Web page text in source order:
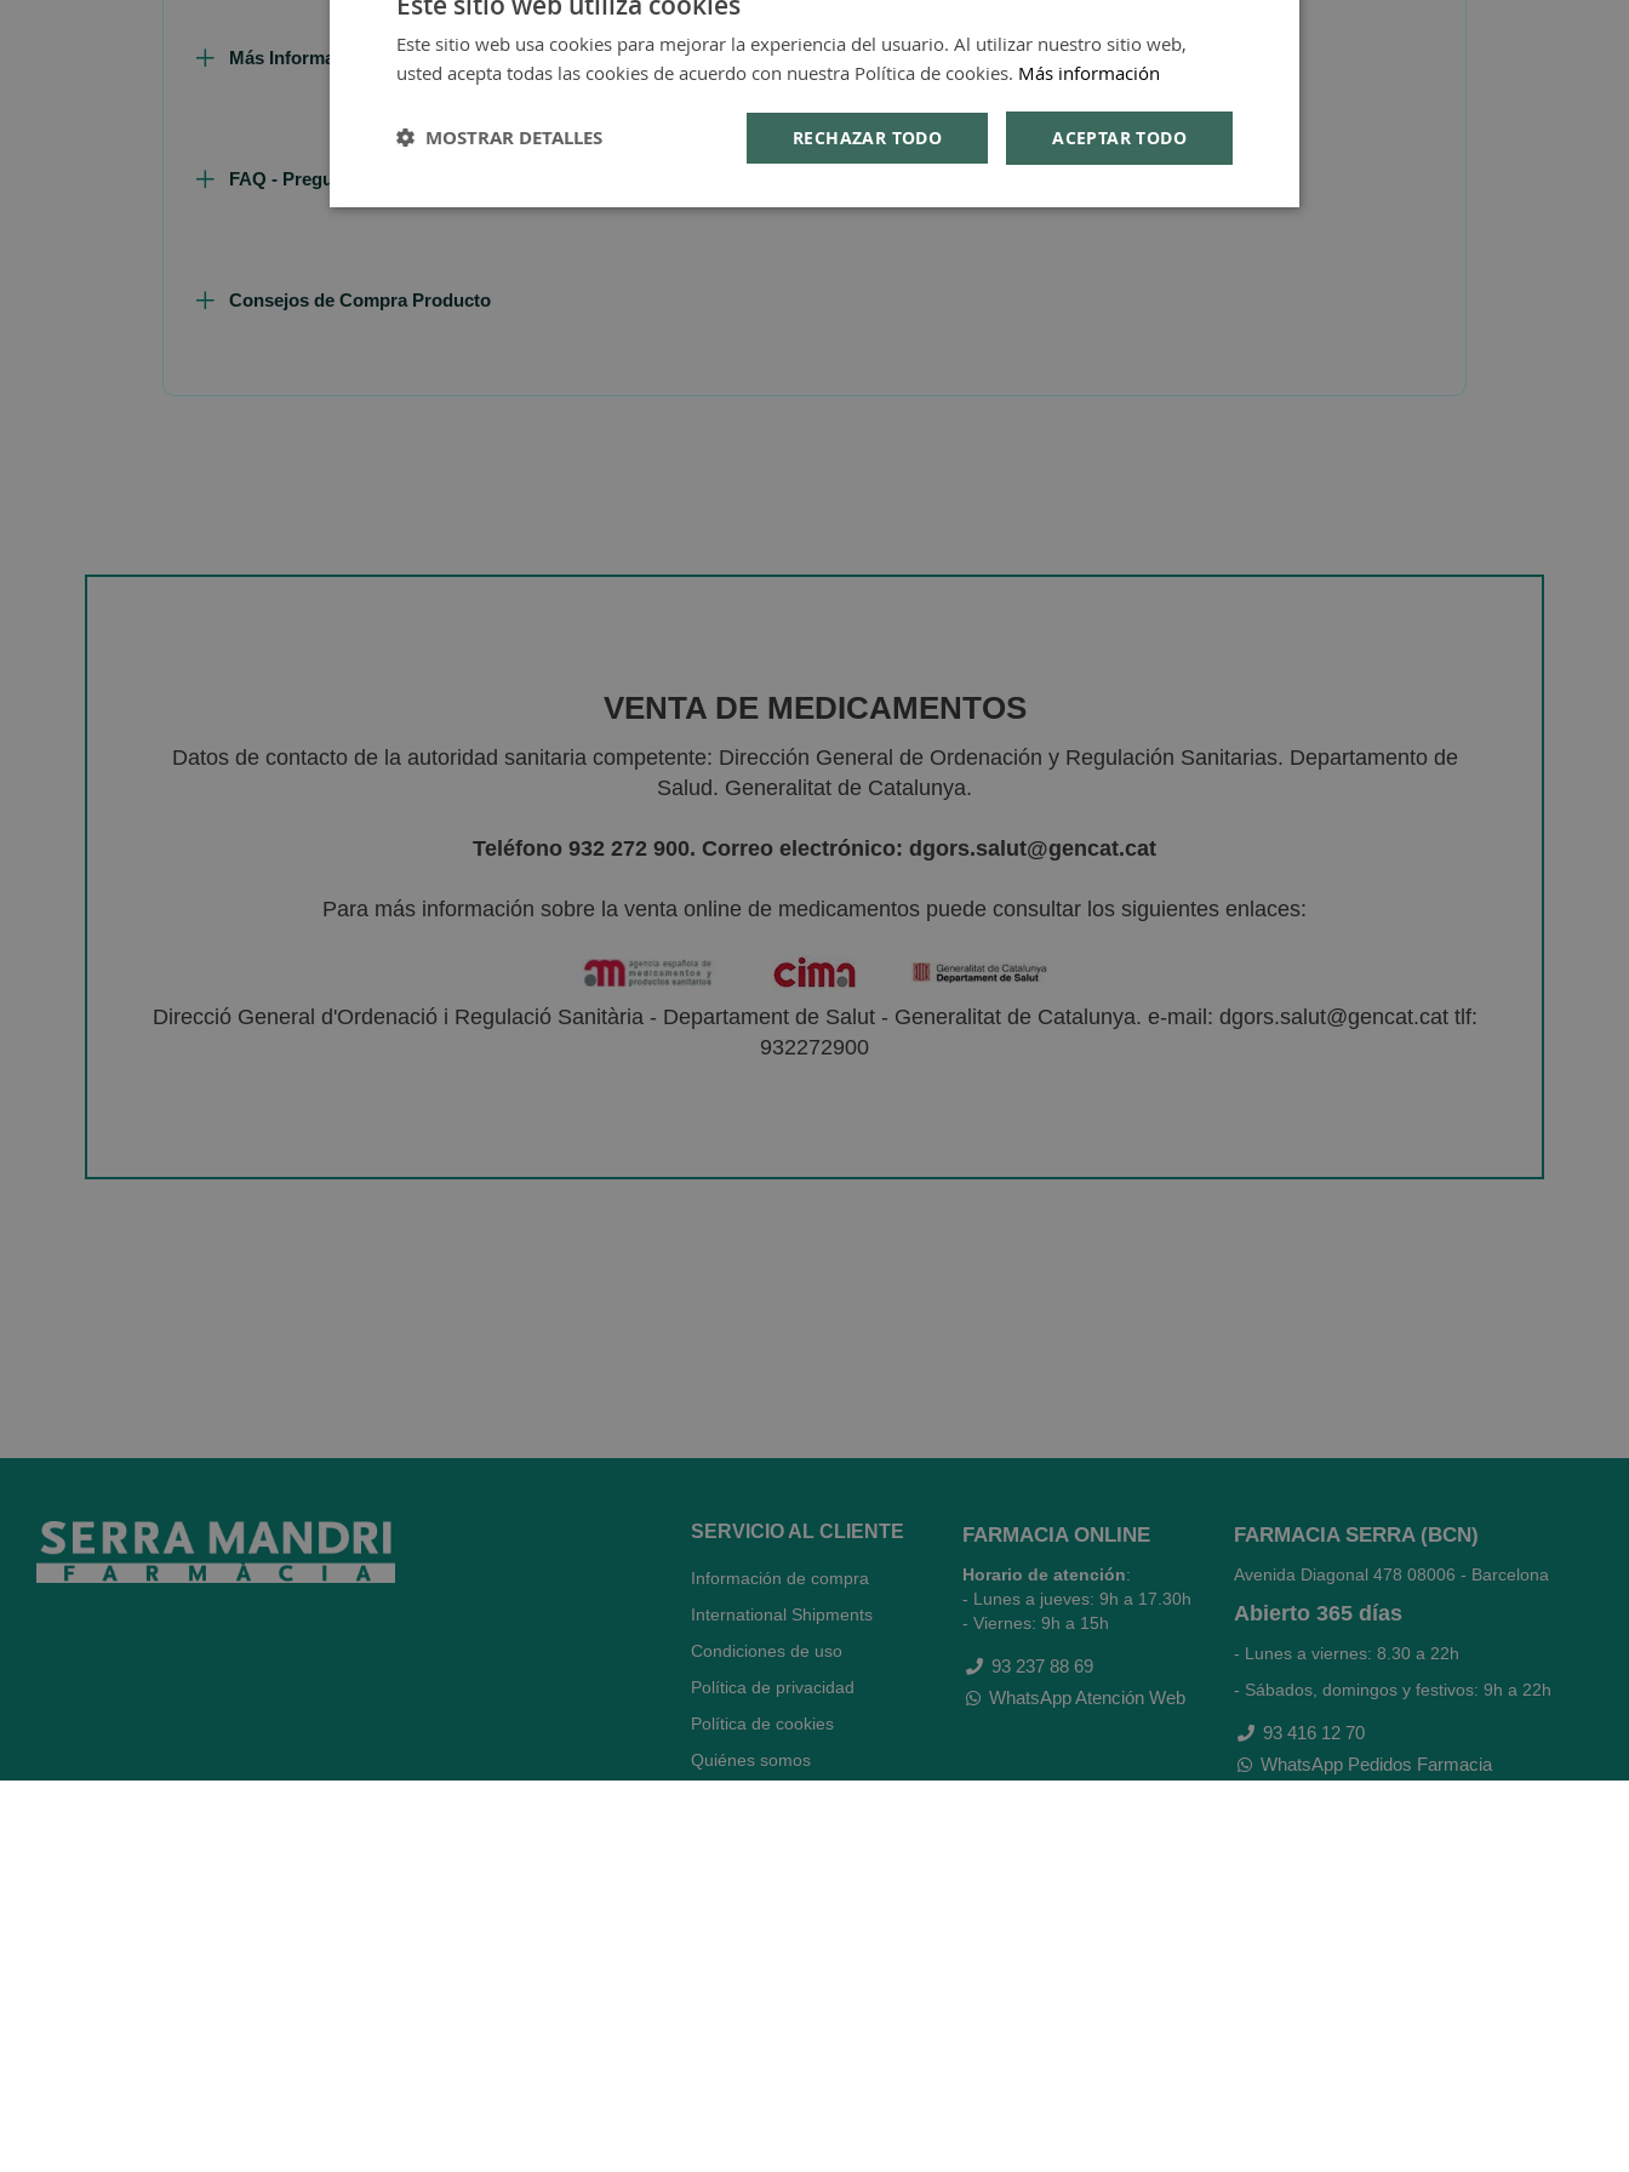
Más Información
FAQ - Preguntas y Respuestas
Consejos de Compra Producto
VENTA DE MEDICAMENTOS
Datos de contacto de la autoridad sanitaria competente: Dirección General de Ordenación y Regulación Sanitarias. Departamento de
Salud. Generalitat de Catalunya.
Teléfono 932 272 900. Correo electrónico: dgors.salut@gencat.cat
Para más información sobre la venta online de medicamentos puede consultar los siguientes enlaces:
Direcció General d'Ordenació i Regulació Sanitària - Departament de Salut - Generalitat de Catalunya. e-mail: dgors.salut@gencat.cat tlf:
932272900
SERVICIO AL CLIENTE
Información de compra
International Shipments
Condiciones de uso
Política de privacidad
Política de cookies
Quiénes somos
FARMACIA ONLINE
Horario de atención:
- Lunes a jueves: 9h a 17.30h
- Viernes: 9h a 15h
93 237 88 69
WhatsApp Atención Web
FARMACIA SERRA (BCN)
Avenida Diagonal 478 08006 - Barcelona
Abierto 365 días
- Lunes a viernes: 8.30 a 22h
- Sábados, domingos y festivos: 9h a 22h
93 416 12 70
WhatsApp Pedidos Farmacia
Este sitio web usa cookies para mejorar la experiencia del usuario. Al utilizar nuestro sitio web,
usted acepta todas las cookies de acuerdo con nuestra Política de cookies. Más información
ACEPTAR TODO
RECHAZAR TODO
MOSTRAR DETALLES